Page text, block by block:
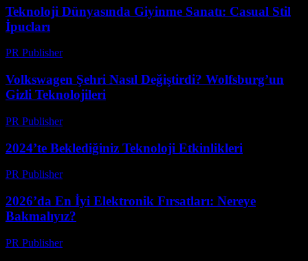
Teknoloji Dünyasında Giyinme Sanatı: Casual Stil
İpucları
PR Publisher-
Volkswagen Şehri Nasıl Değiştirdi? Wolfsburg’un
Gizli Teknolojileri
PR Publisher-
2024’te Beklediğiniz Teknoloji Etkinlikleri
PR Publisher-
2026’da En İyi Elektronik Fırsatları: Nereye
Bakmalıyız?
PR Publisher-